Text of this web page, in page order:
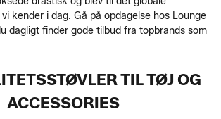
vi kender i dag. Gå på opdagelse hos Lounge
dagligt finder gode tilbud fra topbrands som
TIL TØJ OG
ACCESSORIES